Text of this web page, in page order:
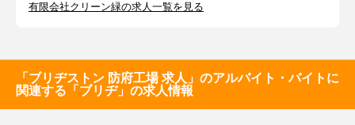
有限会社クリーン緑の求人一覧を見る
「ブリヂストン 防府工場 求人」のアルバイト・バイトに
関連する「ブリヂ」の求人情報